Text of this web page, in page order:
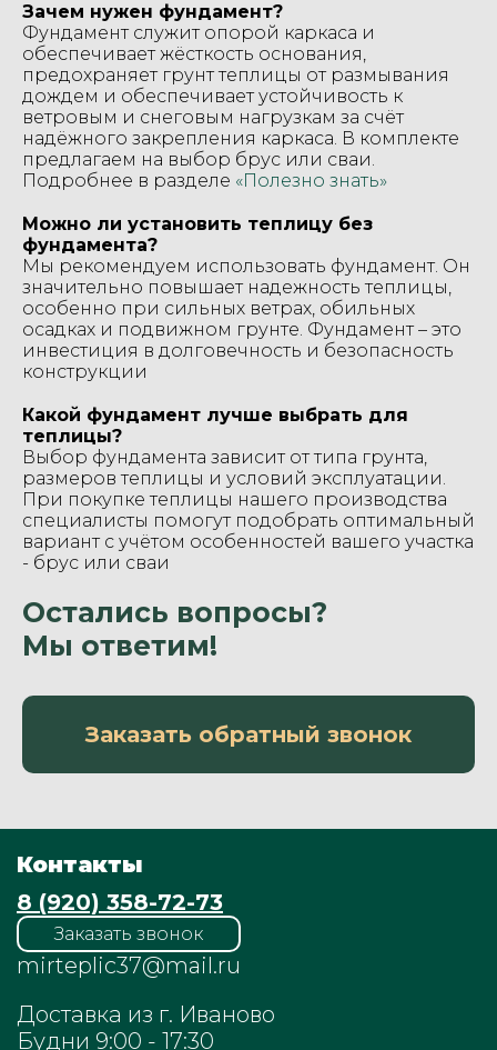
Зачем нужен фундамент?
Фундамент служит опорой каркаса и
обеспечивает жёсткость основания,
предохраняет грунт теплицы от размывания
дождем и обеспечивает устойчивость к
ветровым и снеговым нагрузкам за счёт
надёжного закрепления каркаса. В комплекте
предлагаем на выбор брус или сваи.
Подробнее в разделе «Полезно знать»
Можно ли установить теплицу без
фундамента?
Мы рекомендуем использовать фундамент. Он
значительно повышает надежность теплицы,
особенно при сильных ветрах, обильных
осадках и подвижном грунте. Фундамент – это
инвестиция в долговечность и безопасность
конструкции
Какой фундамент лучше выбрать для
теплицы?
Выбор фундамента зависит от типа грунта,
размеров теплицы и условий эксплуатации.
При покупке теплицы нашего производства
специалисты помогут подобрать оптимальный
вариант с учётом особенностей вашего участка
- брус или сваи
Остались вопросы?
Мы ответим!
Заказать обратный звонок
Контакты
8 (920) 358-72-73
Заказать звонок
mirteplic37@mail.ru
Доставка из г. Иваново
Будни 9:00 - 17:30